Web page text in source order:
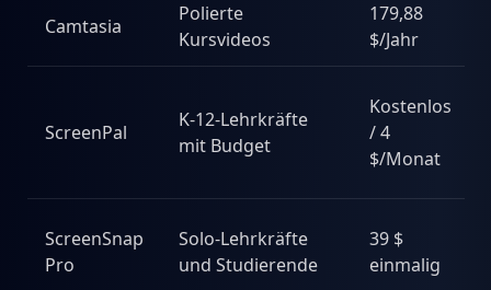
Camtasia
Polierte
Kursvideos
179,88
$/Jahr
ScreenPal
K-12-Lehrkräfte
mit Budget
Kostenlos
/ 4
$/Monat
ScreenSnap
Pro
Solo-Lehrkräfte
und Studierende
39 $
einmalig